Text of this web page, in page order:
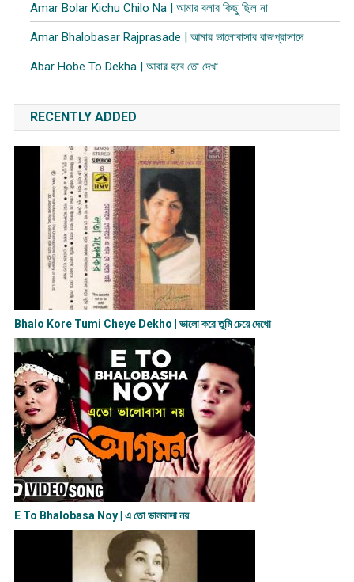
Amar Bolar Kichu Chilo Na | আমার বলার কিছু ছিল না
Amar Bhalobasar Rajprasade | আমার ভালোবাসার রাজপ্রাসাদে
Abar Hobe To Dekha | আবার হবে তো দেখা
RECENTLY ADDED
Bhalo Kore Tumi Cheye Dekho | ভালো করে তুমি চেয়ে দেখো
E To Bhalobasa Noy | এ তো ভালবাসা ন​য়